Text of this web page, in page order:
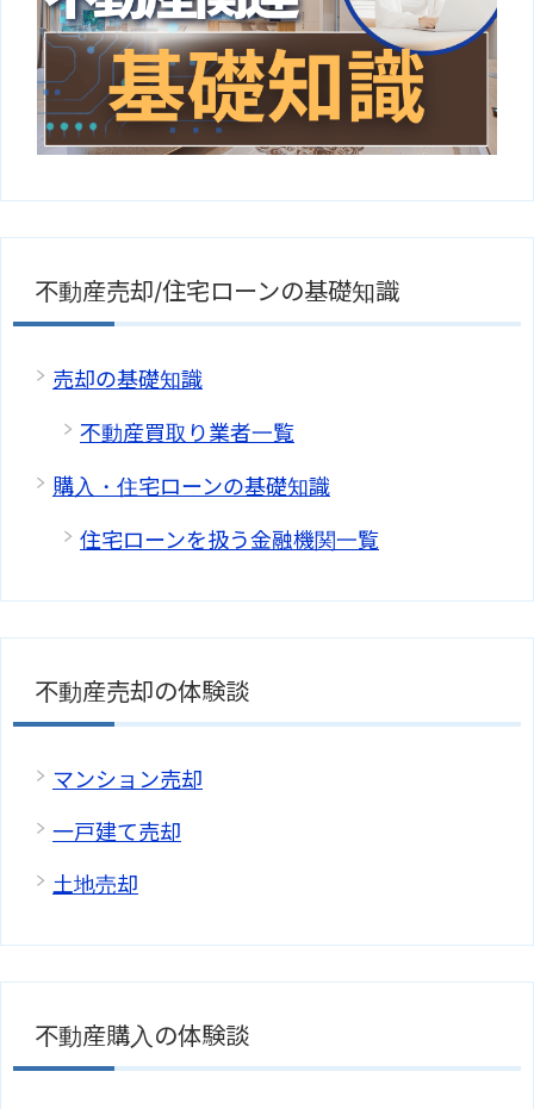
不動産売却/住宅ローンの基礎知識
売却の基礎知識
不動産買取り業者一覧
購入・住宅ローンの基礎知識
住宅ローンを扱う金融機関一覧
不動産売却の体験談
マンション売却
一戸建て売却
土地売却
不動産購入の体験談